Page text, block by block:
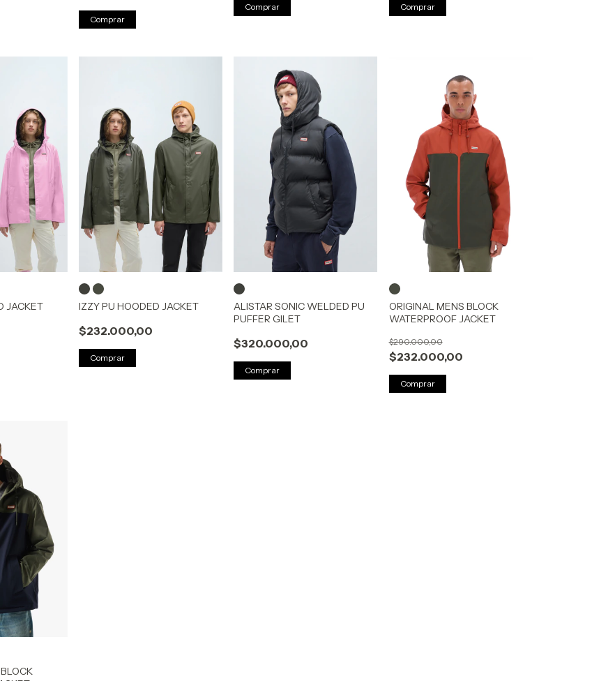
Comprar
Comprar Comprar
JACKET IZZY PU HOODED JACKET
$232.000,00
Comprar
ALISTAR SONIC WELDED PU
PUFFER GILET
$320.000,00
Comprar
ORIGINAL MENS BLOCK
WATERPROOF JACKET
$232.000,00
$290.000,00
Comprar